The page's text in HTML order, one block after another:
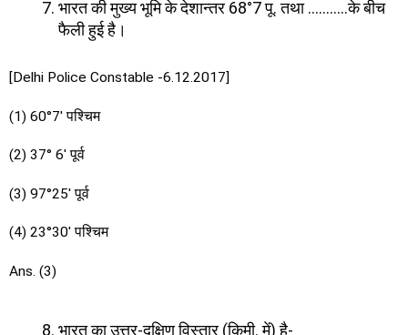
भारत की मुख्य भूमि के देशान्तर 68°7 पू. तथा ………..के बीच
फैली हुई है।
[Delhi Police Constable -6.12.2017]
(1) 60°7′ पश्चिम
(2) 37° 6′ पूर्व
(3) 97°25′ पूर्व
(4) 23°30′ पश्चिम
Ans. (3)
भारत का उत्तर-दक्षिण विस्तार (किमी. में) है-